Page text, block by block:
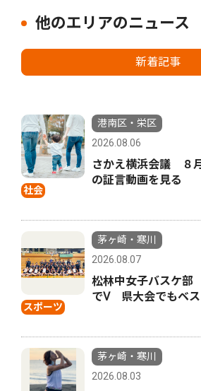
他のエリアのニュース
新着記事
社会
港南区・栄区
2026.08.06
さかえ横浜会議 ８
の証言動画を見る
スポーツ
茅ヶ崎・寒川
2026.08.07
松林中女子バスケ
でⅤ 県大会でもベス
茅ヶ崎・寒川
2026.08.03